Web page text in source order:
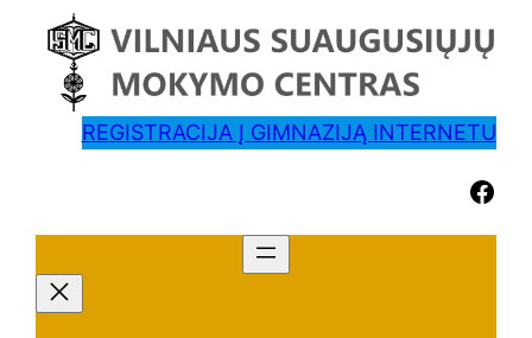
REGISTRACIJA Į GIMNAZIJĄ INTERNETU
Facebook